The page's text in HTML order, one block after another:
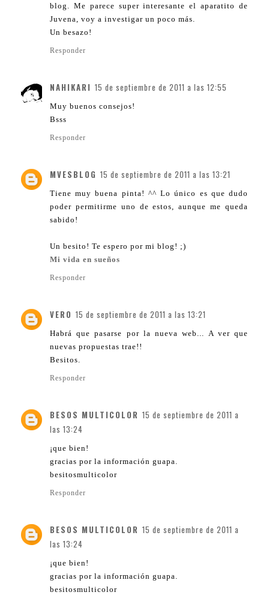
blog. Me parece super interesante el aparatito de
Juvena, voy a investigar un poco más.
Un besazo!
Responder
NAHIKARI 15 de septiembre de 2011 a las 12:55
Muy buenos consejos!
Bsss
Responder
MVESBLOG 15 de septiembre de 2011 a las 13:21
Tiene muy buena pinta! ^^ Lo único es que dudo
poder permitirme uno de estos, aunque me queda
sabido!
Un besito! Te espero por mi blog! ;)
Mi vida en sueños
Responder
VERO 15 de septiembre de 2011 a las 13:21
Habrá que pasarse por la nueva web... A ver que
nuevas propuestas trae!!
Besitos.
Responder
BESOS MULTICOLOR 15 de septiembre de 2011 a
las 13:24
¡que bien!
gracias por la información guapa.
besitosmulticolor
Responder
BESOS MULTICOLOR 15 de septiembre de 2011 a
las 13:24
¡que bien!
gracias por la información guapa.
besitosmulticolor